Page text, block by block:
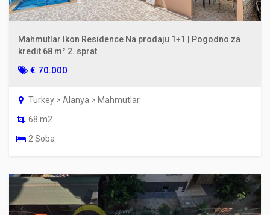
Mahmutlar Ikon Residence Na prodaju 1+1 | Pogodno za
kredit 68 m² 2. sprat
€ 70.000
Turkey > Alanya > Mahmutlar
68 m2
2 Soba